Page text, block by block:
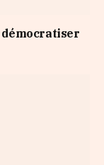
démocratiser